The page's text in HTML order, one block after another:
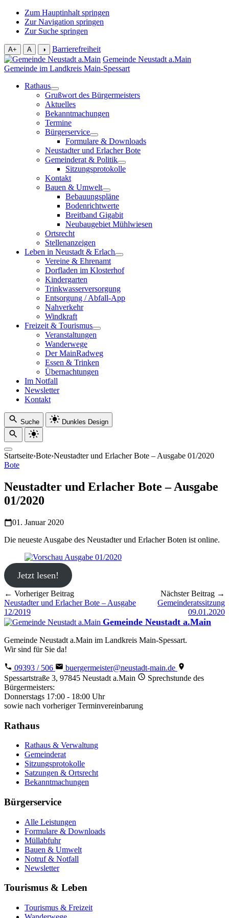
Zum Hauptinhalt springen
Zur Navigation springen
Zur Suche springen
A+ A ◑
Barrierefreiheit
Gemeinde Neustadt a.Main
Gemeinde im Landkreis Main-Spessart
Rathaus
Grußwort des Bürgermeisters
Aktuelles
Bekanntmachungen
Termine
Bürgerservice
Formulare & Downloads
Neustadter und Erlacher Bote
Gemeinderat & Politik
Sitzungsprotokolle
Kontakt
Bauen & Umwelt
Bebauungspläne
Bodenrichtwerte
Breitband Gigabit
Neubaugebiet Mühlwiesen
Ortsrecht
Stellenanzeigen
Leben in Neustadt & Erlach
Vereine & Ehrenamt
Dorfladen im Klosterhof
Kindergarten
Trinkwasserversorgung
Entsorgung / Abfall-App
Nahverkehr
Windkraft
Freizeit & Tourismus
Veranstaltungen
Wanderwege
Der MainRadweg
Essen & Trinken
Übernachtungen
Im Notfall
Newsletter
Kontakt
Suche Dunkles Design
Startseite›Bote›Neustadter und Erlacher Bote – Ausgabe 01/2020
Bote
Neustadter und Erlacher Bote – Ausgabe
01/2020
01. Januar 2020
Die neueste Ausgabe des Neustadter und Erlacher Boten ist online.
Jetzt lesen!
← Vorheriger Beitrag
Neustadter und Erlacher Bote – Ausgabe
12/2019
Nächster Beitrag →
Gemeinderatssitzung
09.01.2020
Gemeinde Neustadt a.Main
Gemeinde Neustadt a.Main im Landkreis Main-Spessart.
Wir sind für Sie da!
09393 / 506
buergermeister@neustadt-main.de
Spessartstraße 3, 97845 Neustadt a.Main
Sprechstunde des
Bürgermeisters:
Donnerstags 17:00 - 18:00 Uhr
sowie nach vorheriger Terminvereinbarung
Rathaus
Rathaus & Verwaltung
Gemeinderat
Sitzungsprotokolle
Satzungen & Ortsrecht
Bekanntmachungen
Bürgerservice
Alle Leistungen
Formulare & Downloads
Müllabfuhr
Bauen & Umwelt
Notruf & Notfall
Newsletter
Tourismus & Leben
Tourismus & Freizeit